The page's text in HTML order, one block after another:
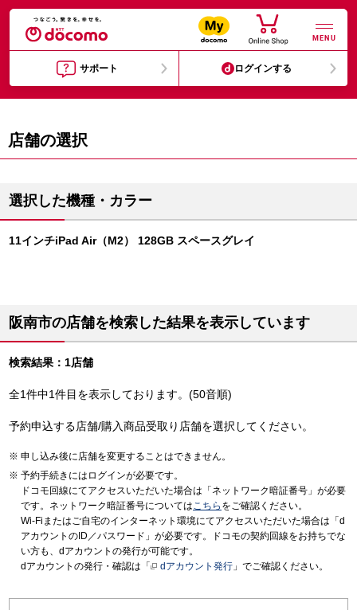
MENU
サポート ログインする
店舗の選択
選択した機種・カラー
11インチiPad Air（M2） 128GB スペースグレイ
阪南市の店舗を検索した結果を表示しています
検索結果：1店舗
全1件中1件目を表示しております。(50音順)
予約申込する店舗/購入商品受取り店舗を選択してください。
申し込み後に店舗を変更することはできません。
予約手続きにはログインが必要です。
ドコモ回線にてアクセスいただいた場合は「ネットワーク暗証番号」が必要
です。ネットワーク暗証番号についてはこちら をご確認ください。
Wi-Fiまたはご自宅のインターネット環境にてアクセスいただいた場合は「d
アカウントのID／パスワード」が必要です。ドコモの契約回線をお持ちでな
い方も、dアカウントの発行が可能です。
dアカウントの発行・確認は「
dアカウント発行 」でご確認ください。